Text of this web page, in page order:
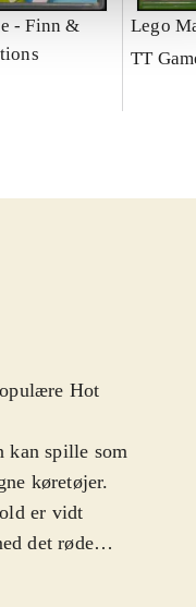
- Finn &
Lego
TT
Hot
kan spille som
køretøjer.
er vidt
det røde